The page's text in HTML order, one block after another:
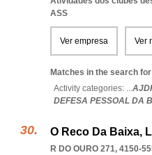
ASS
Ver empresa Ver
Matches in the search
Activity categories: ...
DEFESA PESSOAL DA
O Reco Da Baixa,
R DO OURO 271, 4150-